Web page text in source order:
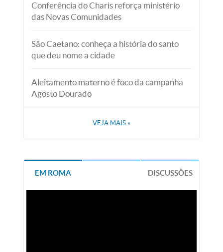
Conferência do Charis reforça ministério
das Novas Comunidades
São Caetano: conheça a história do santo
que deu nome a cidade
Aleitamento materno é foco da campanha
Agosto Dourado
VEJA MAIS »
EM ROMA DISCUSSÕES